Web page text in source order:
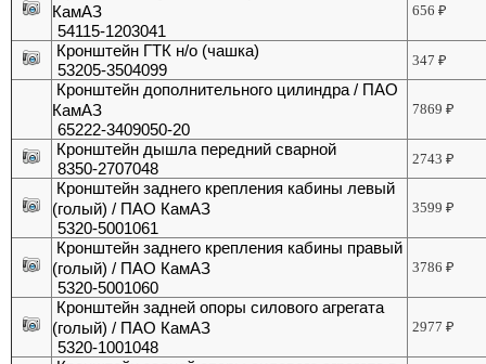
КамАЗ
54115-1203041
656₽
Кронштейн ГТК н/о (чашка)
53205-3504099
347₽
Кронштейн дополнительного цилиндра / ПАО
КамАЗ
65222-3409050-20
7869₽
Кронштейн дышла передний сварной
8350-2707048
2743₽
Кронштейн заднего крепления кабины левый
(голый) / ПАО КамАЗ
5320-5001061
3599₽
Кронштейн заднего крепления кабины правый
(голый) / ПАО КамАЗ
5320-5001060
3786₽
Кронштейн задней опоры силового агрегата
(голый) / ПАО КамАЗ
5320-1001048
2977₽